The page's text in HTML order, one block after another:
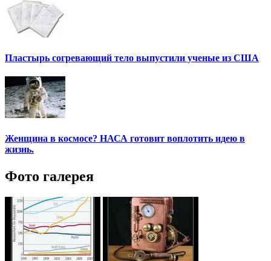
Пластырь согревающий тело выпустили ученые из США
Женщина в космосе? НАСА готовит воплотить идею в
жизнь.
Фото галерея